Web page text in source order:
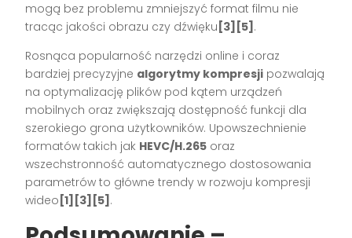
mogą bez problemu zmniejszyć format filmu nie
tracąc jakości obrazu czy dźwięku [3][5] .
Rosnąca popularność narzędzi online i coraz
bardziej precyzyjne algorytmy kompresji pozwalają
na optymalizację plików pod kątem urządzeń
mobilnych oraz zwiększają dostępność funkcji dla
szerokiego grona użytkowników. Upowszechnienie
formatów takich jak HEVC/H.265 oraz
wszechstronność automatycznego dostosowania
parametrów to główne trendy w rozwoju kompresji
wideo [1][3][5] .